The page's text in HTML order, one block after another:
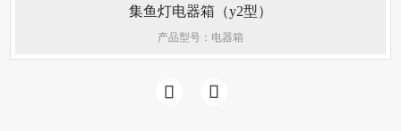
集鱼灯电器箱（y2型）
产品型号：电器箱
 